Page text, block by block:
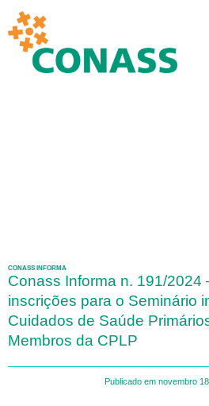
CONASS INFORMA
Conass Informa n. 191/2024
inscrições para o Seminário
Cuidados de Saúde
Membros da CPLP
Publicado em novembro